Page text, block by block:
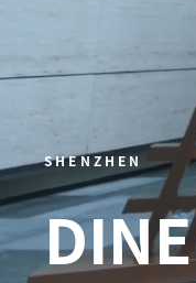
SHENZHEN
DINE